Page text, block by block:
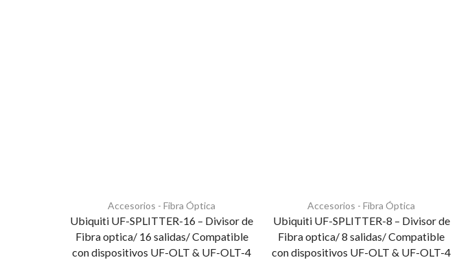
Accesorios - Fibra Óptica
Ubiquiti UF-SPLITTER-16 – Divisor de
Fibra optica/ 16 salidas/ Compatible
con dispositivos UF-OLT & UF-OLT-4
Accesorios - Fibra Óptica
Ubiquiti UF-SPLITTER-8 – Divisor de
Fibra optica/ 8 salidas/ Compatible
con dispositivos UF-OLT & UF-OLT-4